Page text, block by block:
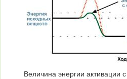
Величина энергии активации